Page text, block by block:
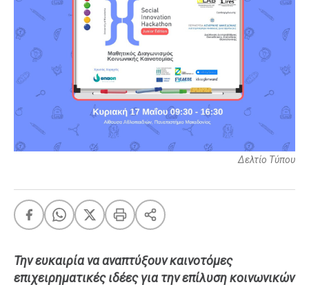
FEEDS
Πάσχα Eurovision
Retro Summer
OMG LOL
A-List LGBTQI+
Food
Body+Mind
Δελτίο Τύπου
Την ευκαιρία να αναπτύξουν καινοτόμες
επιχειρηματικές ιδέες για την επίλυση κοινωνικών